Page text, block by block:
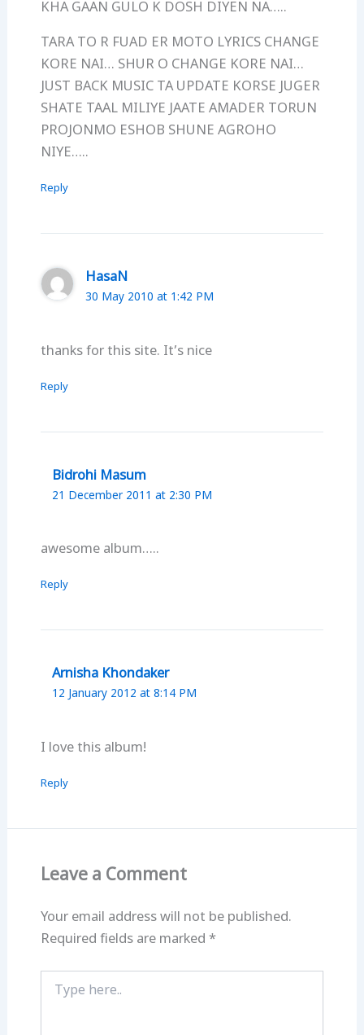
KHA GAAN GULO K DOSH DIYEN NA…..
TARA TO R FUAD ER MOTO LYRICS CHANGE
KORE NAI… SHUR O CHANGE KORE NAI…
JUST BACK MUSIC TA UPDATE KORSE JUGER
SHATE TAAL MILIYE JAATE AMADER TORUN
PROJONMO ESHOB SHUNE AGROHO
NIYE…..
Reply
HasaN
30 May 2010 at 1:42 PM
thanks for this site. It’s nice
Reply
Bidrohi Masum
21 December 2011 at 2:30 PM
awesome album…..
Reply
Arnisha Khondaker
12 January 2012 at 8:14 PM
I love this album!
Reply
Leave a Comment
Your email address will not be published.
Required fields are marked *
here..